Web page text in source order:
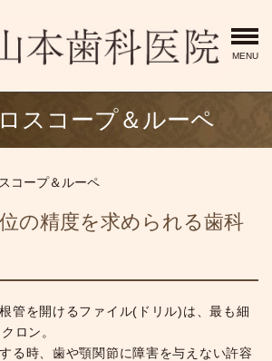
MENU
スコープ＆ルーペ
コープ＆ルーペ
の精度を求められる歯科
管を開けるファイル(ドリル)は、最も細
ロン。
る時、歯や顎関節に障害を与えない許容